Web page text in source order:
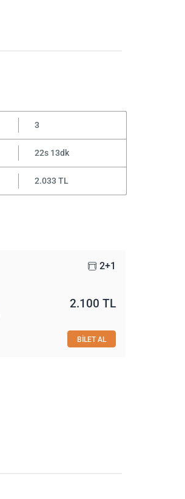
3
22s 13dk
2.033 TL
2+1
2.100 TL
BİLET AL